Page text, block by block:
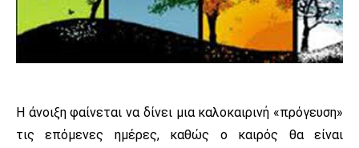
Η άνοιξη φαίνεται να δίνει μια καλοκαιρινή «πρόγευση»
τις επόμενες ημέρες, καθώς ο καιρός θα είναι